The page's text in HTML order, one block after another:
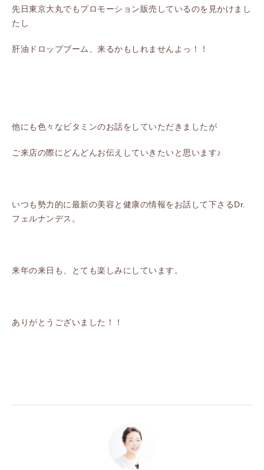
先日東京大丸でもプロモーション販売しているのを見かけまし
たし
肝油ドロップブーム、来るかもしれませんよっ！！
他にも色々なビタミンのお話をしていただきましたが
ご来店の際にどんどんお伝えしていきたいと思います♪
いつも勢力的に最新の美容と健康の情報をお話して下さるDr.
フェルナンデス。
来年の来日も、とても楽しみにしています。
ありがとうございました！！